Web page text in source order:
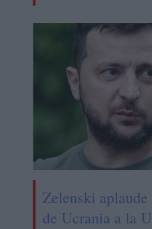
Zelenski
de Ucrania a la